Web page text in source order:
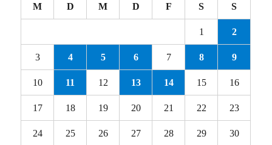
M D M D F S S
1 2
3 4 5 6 7 8 9
10 11 12 13 14 15 16
17 18 19 20 21 22 23
24 25 26 27 28 29 30